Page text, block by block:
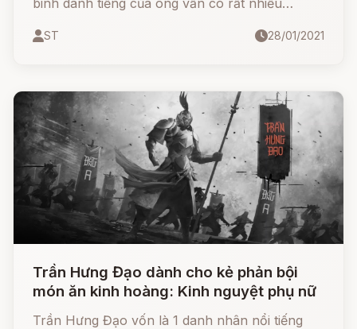
binh danh tiếng của ông vẫn có rất nhiều
nhân dân truyền lại qua bao thế hệ, cho thấy
hỹ" của ông.
ST 28/01/2021
Trần Hưng Đạo dành cho kẻ phản bội
món ăn kinh hoàng: Kinh nguyệt phụ nữ
Trần Hưng Đạo vốn là 1 danh nhân nổi tiếng